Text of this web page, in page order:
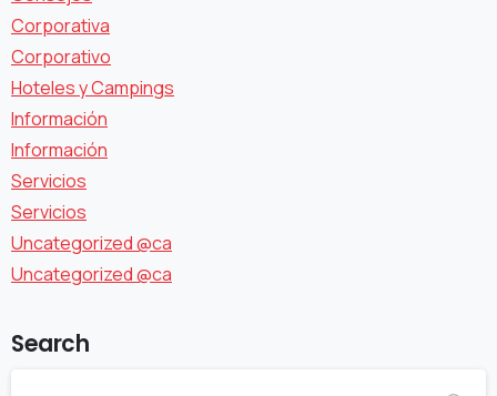
Corporativa
Corporativo
Hoteles y Campings
Información
Información
Servicios
Servicios
Uncategorized @ca
Uncategorized @ca
Search